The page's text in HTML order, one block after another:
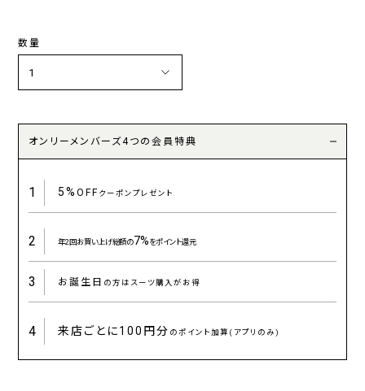
数量
オンリーメンバーズ4つの会員特典
1 5%OFFクーポンプレゼント
2 年2回お買い上げ総額の7%をポイント還元
3 お誕生日 の方はスーツ購入がお得
4 来店ごとに100円分 のポイント加算(アプリのみ)